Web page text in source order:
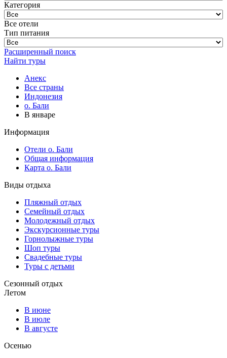
Категория
Все отели
Тип питания
Расширенный поиск
Найти туры
Анекс
Все страны
Индонезия
о. Бали
В январе
Информация
Отели о. Бали
Общая информация
Карта о. Бали
Виды отдыха
Пляжный отдых
Семейный отдых
Молодежный отдых
Экскурсионные туры
Горнолыжные туры
Шоп туры
Свадебные туры
Туры с детьми
Сезонный отдых
Летом
В июне
В июле
В августе
Осенью